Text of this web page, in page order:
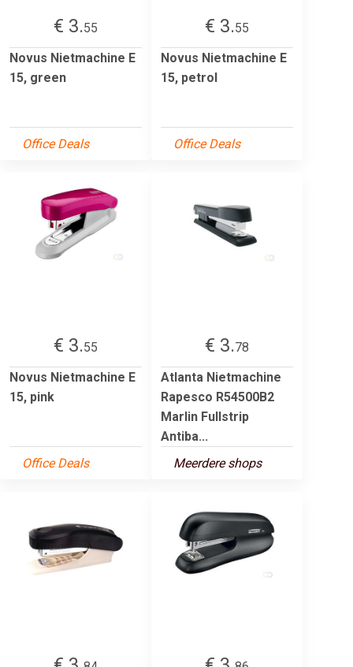
€ 3.55
Novus Nietmachine E
15, green
Office Deals
€ 3.55
Novus Nietmachine E
15, petrol
Office Deals
€ 3.55
Novus Nietmachine E
15, pink
Office Deals
€ 3.78
Atlanta Nietmachine
Rapesco R54500B2
Marlin Fullstrip
Antiba...
Meerdere shops